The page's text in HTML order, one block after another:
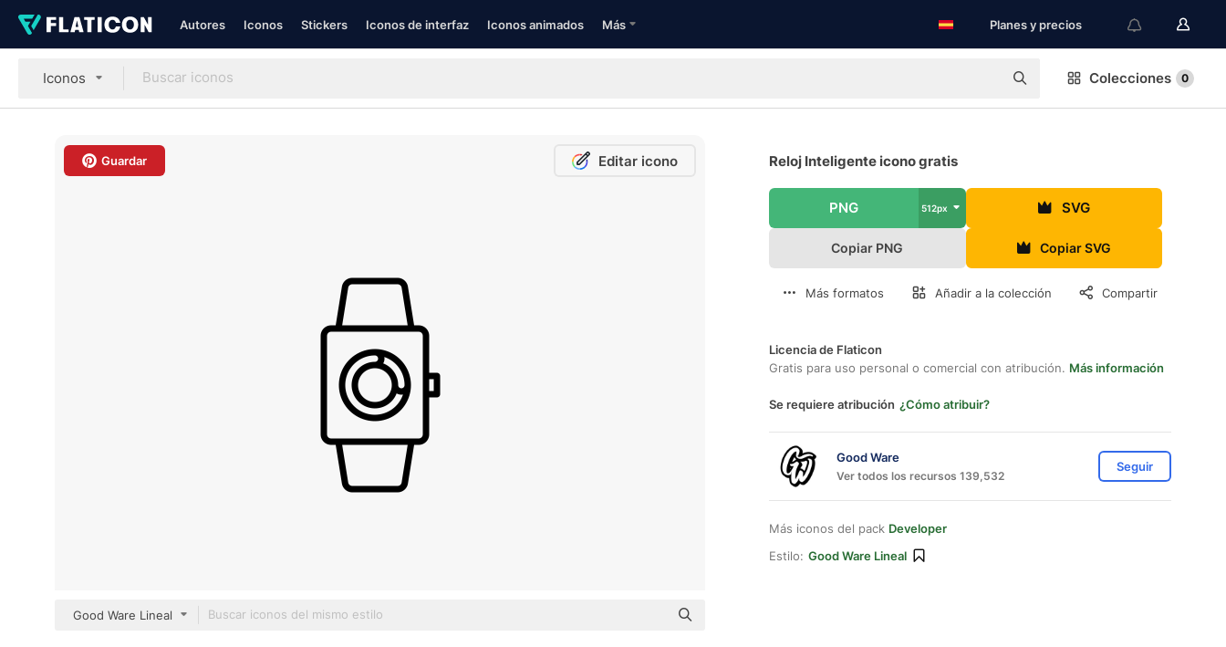
Autores Iconos Stickers Iconos de interfaz Iconos animados Más Planes y precios
Iconos Colecciones 0
Guardar Editar icono
Good Ware Lineal
Reloj Inteligente icono gratis
PNG 512px SVG
Copiar PNG Copiar SVG
Más formatos Añadir a la colección Compartir
Licencia de Flaticon
Gratis para uso personal o comercial con atribución. Más información
Se requiere atribución ¿Cómo atribuir?
Good Ware
Ver todos los recursos 139,532
Seguir
Más iconos del pack Developer
Estilo: Good Ware Lineal